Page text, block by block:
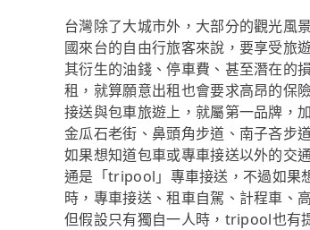
台灣除了大城市外，大部分的觀光風
國來台的自由行旅客來說，要享受旅
其衍生的油錢、停車費、甚至潛在的
租，就算願意出租也會要求高昂的保
接送與包車旅遊上，就屬第一品牌，
金瓜石老街、鼻頭角步道、南子吝步
如果想知道包車或專車接送以外的交
通是「tripool」專車接送，不過如果
時，專車接送、租車自駕、計程車、
但假設只有獨自一人時，tripool也有